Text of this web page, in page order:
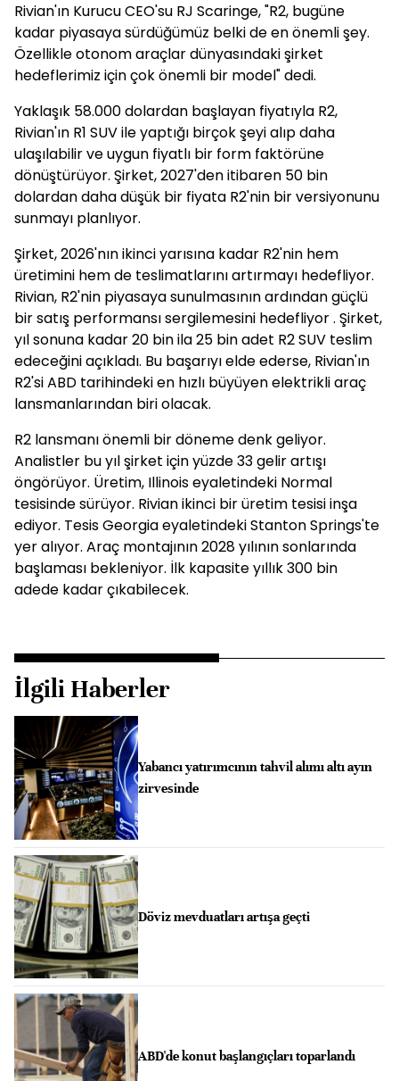
Rivian'ın Kurucu CEO'su RJ Scaringe, "R2, bugüne
kadar piyasaya sürdüğümüz belki de en önemli şey.
Özellikle otonom araçlar dünyasındaki şirket
hedeflerimiz için çok önemli bir model" dedi.
Yaklaşık 58.000 dolardan başlayan fiyatıyla R2,
Rivian'ın R1 SUV ile yaptığı birçok şeyi alıp daha
ulaşılabilir ve uygun fiyatlı bir form faktörüne
dönüştürüyor. Şirket, 2027'den itibaren 50 bin
dolardan daha düşük bir fiyata R2'nin bir versiyonunu
sunmayı planlıyor.
Şirket, 2026'nın ikinci yarısına kadar R2'nin hem
üretimini hem de teslimatlarını artırmayı hedefliyor.
Rivian, R2'nin piyasaya sunulmasının ardından güçlü
bir satış performansı sergilemesini hedefliyor . Şirket,
yıl sonuna kadar 20 bin ila 25 bin adet R2 SUV teslim
edeceğini açıkladı. Bu başarıyı elde ederse, Rivian'ın
R2'si ABD tarihindeki en hızlı büyüyen elektrikli araç
lansmanlarından biri olacak.
R2 lansmanı önemli bir döneme denk geliyor.
Analistler bu yıl şirket için yüzde 33 gelir artışı
öngörüyor. Üretim, Illinois eyaletindeki Normal
tesisinde sürüyor. Rivian ikinci bir üretim tesisi inşa
ediyor. Tesis Georgia eyaletindeki Stanton Springs'te
yer alıyor. Araç montajının 2028 yılının sonlarında
başlaması bekleniyor. İlk kapasite yıllık 300 bin
adede kadar çıkabilecek.
İlgili Haberler
Yabancı yatırımcının tahvil alımı altı ayın
zirvesinde
Döviz mevduatları artışa geçti
ABD'de konut başlangıçları toparlandı